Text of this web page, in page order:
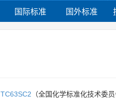
国际标准 国外标准
TC63SC2 （全国化学标准化技术委